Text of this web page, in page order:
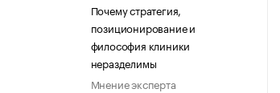
Почему стратегия,
позиционирование и
философия клиники
неразделимы
Мнение эксперта